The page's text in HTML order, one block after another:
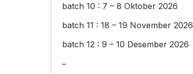
batch 10 : 7 – 8 Oktober 2026
batch 11 : 18 – 19 November 2026
batch 12 : 9 – 10 Desember 2026
–